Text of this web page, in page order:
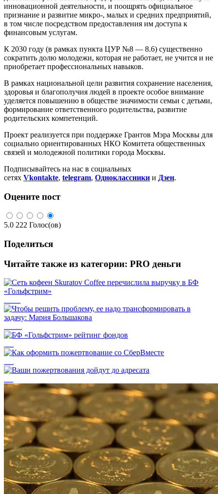
инновационной деятельности, и поощрять официальное
признание и развитие микро-, малых и средних предприятий,
в том числе посредством предоставления им доступа к
финансовым услугам.
К 2030 году (в рамках пункта ЦУР №8 — 8.6) существенно
сократить долю молодежи, которая не работает, не учится и не
приобретает профессиональных навыков.
В рамках национальной цели развития сохранение населения,
здоровья и благополучия людей в проекте особое внимание
уделяется повышению в обществе значимости семьи с детьми,
формирование ответственного родительства, развитие
родительских компетенций.
Проект реализуется при поддержке Грантов Мэра Москвы для
социально ориентированных НКО Комитета общественных
связей и молодежной политики города Москвы.
Подписывайтесь на нас в социальных
сетях Vkontakte, telegram, Одноклассники и Дзен.
Оцените пост
5.0 222 Голос(ов)
Поделиться
Читайте также из категории: PRO деньги